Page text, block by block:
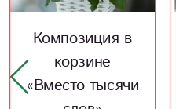
Композиция в
ящике «Раннее
утро»